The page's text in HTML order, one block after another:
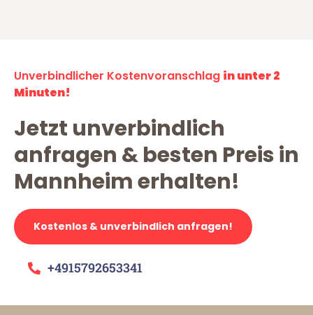
Unverbindlicher Kostenvoranschlag in unter 2
Minuten!
Jetzt unverbindlich
anfragen & besten Preis in
Mannheim erhalten!
Kostenlos & unverbindlich anfragen!
+4915792653341